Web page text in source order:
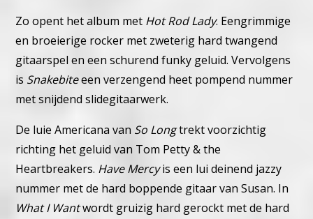
Zo opent het album met Hot Rod Lady. Eengrimmige
en broeierige rocker met zweterig hard twangend
gitaarspel en een schurend funky geluid.Vervolgens
is Snakebiteeen verzengend heet pompend nummer
met snijdend slidegitaarwerk.
De luie Americana van So Longtrekt voorzichtig
richting het geluid van Tom Petty & the
Heartbreakers. Have Mercyis een lui deinend jazzy
nummer met de hard boppende gitaar van Susan. In
What I Wantwordt gruizig hard gerockt met de hard